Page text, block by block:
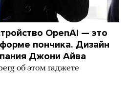
OpenAI — это
пончика. Дизайн
Джони Айва
об этом гаджете